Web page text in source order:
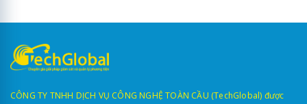
CÔNG TY TNHH DỊCH VỤ CÔNG NGHỆ TOÀN CẦU (TechGlobal) được